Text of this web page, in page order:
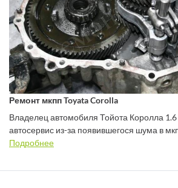
Ремонт мкпп Toyata Corolla
Владелец автомобиля Тойота Королла 1.6
автосервис из-за появившегося шума в
Подробнее